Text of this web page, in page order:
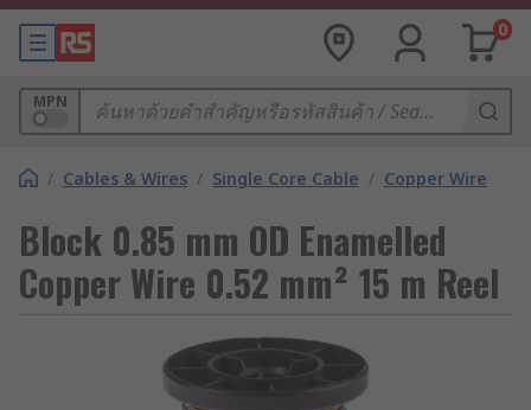
0
MPN
/ Cables & Wires / Single Core Cable / Copper Wire
Block 0.85 mm OD Enamelled
Copper Wire 0.52 mm² 15 m Reel